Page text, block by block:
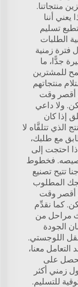
منتجاتنا.
يعني أننا
تسليم
الطلبات
فترة زمنية
جدًّا، ما
للمشترين
منتجاتهم
وقت
ولا داعي
إذا كان
الذي تتلقَّاه لا
مع طلبك،
احتجت إلى
فخطوط
تتيح تصنيع
المطلوب
وقت
كما نقدِّم
مراحل من
الجودة
اللوجستي.
التعامل معنا،
على
زمني أكثر
للتسليم.